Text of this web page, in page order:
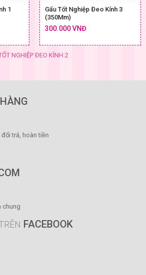
1
Gấu Tốt Nghiệp Đeo Kính 3
(350Mm)
300.000 VNĐ
NGHIỆP ĐEO KÍNH 2
trả, hoàn tiền
chung
FACEBOOK